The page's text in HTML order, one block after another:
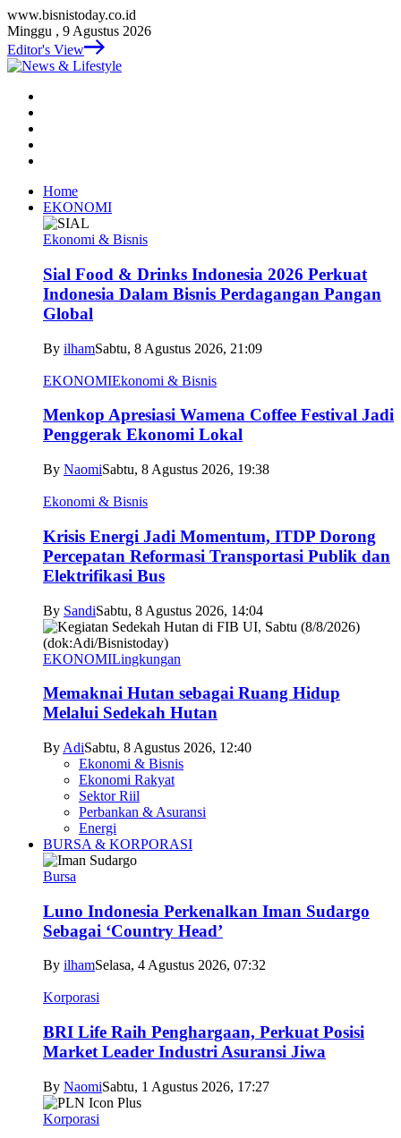
www.bisnistoday.co.id
Minggu , 9 Agustus 2026
Editor's View
Home
EKONOMI
Ekonomi & Bisnis
Sial Food & Drinks Indonesia 2026 Perkuat
Indonesia Dalam Bisnis Perdagangan Pangan
Global
By ilhamSabtu, 8 Agustus 2026, 21:09
EKONOMIEkonomi & Bisnis
Menkop Apresiasi Wamena Coffee Festival Jadi
Penggerak Ekonomi Lokal
By NaomiSabtu, 8 Agustus 2026, 19:38
Ekonomi & Bisnis
Krisis Energi Jadi Momentum, ITDP Dorong
Percepatan Reformasi Transportasi Publik dan
Elektrifikasi Bus
By SandiSabtu, 8 Agustus 2026, 14:04
EKONOMILingkungan
Memaknai Hutan sebagai Ruang Hidup
Melalui Sedekah Hutan
By AdiSabtu, 8 Agustus 2026, 12:40
Ekonomi & Bisnis
Ekonomi Rakyat
Sektor Riil
Perbankan & Asuransi
Energi
BURSA & KORPORASI
Bursa
Luno Indonesia Perkenalkan Iman Sudargo
Sebagai ‘Country Head’
By ilhamSelasa, 4 Agustus 2026, 07:32
Korporasi
BRI Life Raih Penghargaan, Perkuat Posisi
Market Leader Industri Asuransi Jiwa
By NaomiSabtu, 1 Agustus 2026, 17:27
Korporasi